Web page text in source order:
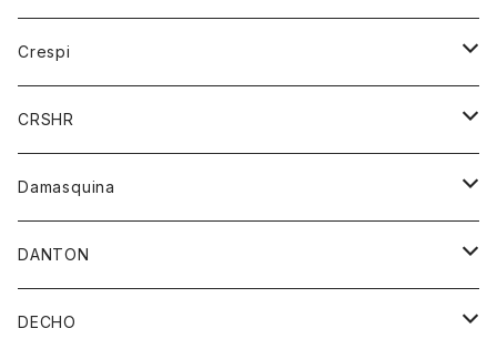
チーフ
バンダナ
トレーナー
パーカー
Tシャツ
アウター
ジャケット
Crespi
ジャケット
ワンピース
ブラウス
CRSHR
キャップ
Damasquina
ウォレット
カードケース
DANTON
アウター
DECHO